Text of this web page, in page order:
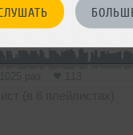
Ibiza Radio #054